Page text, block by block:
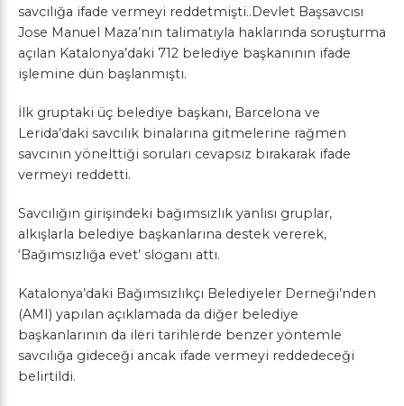
savcılığa ifade vermeyi reddetmişti..Devlet Başsavcısı
Jose Manuel Maza’nın talimatıyla haklarında soruşturma
açılan Katalonya’daki 712 belediye başkanının ifade
işlemine dün başlanmıştı.
İlk gruptaki üç belediye başkanı, Barcelona ve
Lerida’daki savcılık binalarına gitmelerine rağmen
savcının yönelttiği soruları cevapsız bırakarak ifade
vermeyi reddetti.
Savcılığın girişindeki bağımsızlık yanlısı gruplar,
alkışlarla belediye başkanlarına destek vererek,
‘Bağımsızlığa evet’ sloganı attı.
Katalonya’daki Bağımsızlıkçı Belediyeler Derneği’nden
(AMI) yapılan açıklamada da diğer belediye
başkanlarının da ileri tarihlerde benzer yöntemle
savcılığa gideceği ancak ifade vermeyi reddedeceği
belirtildi.